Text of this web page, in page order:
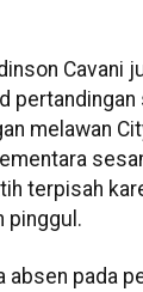
Cavani
pertandingan
melawan
terpisah
pinggul.
absen pada